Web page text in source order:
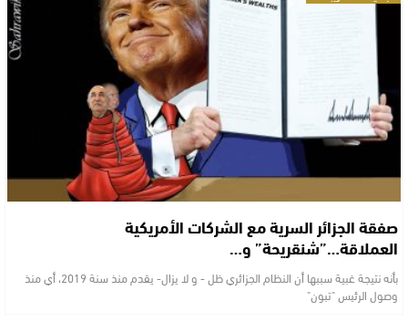
صفقة الجزائر السرية مع الشركات الأمريكية
العملاقة…”شنقريحة” و…
بأنه نتيجة غبية سببها أن النظام الجزائري ظل - و لا يزال- يقدم منذ سنة 2019، أي منذ
وصول الرئيس "تبون"